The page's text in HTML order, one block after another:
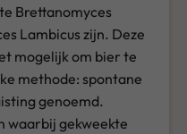
Brettanomyces
Lambicus zijn. Deze
mogelijk om bier te
methode: spontane
genoemd.
waarbij gekweekte